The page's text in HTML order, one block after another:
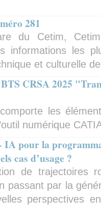
281
du Cetim,
informations les
et culturelle
CRSA 2025
les
numérique
IA pour la
cas d’usage ?
de trajectoires
passant par la
perspectives